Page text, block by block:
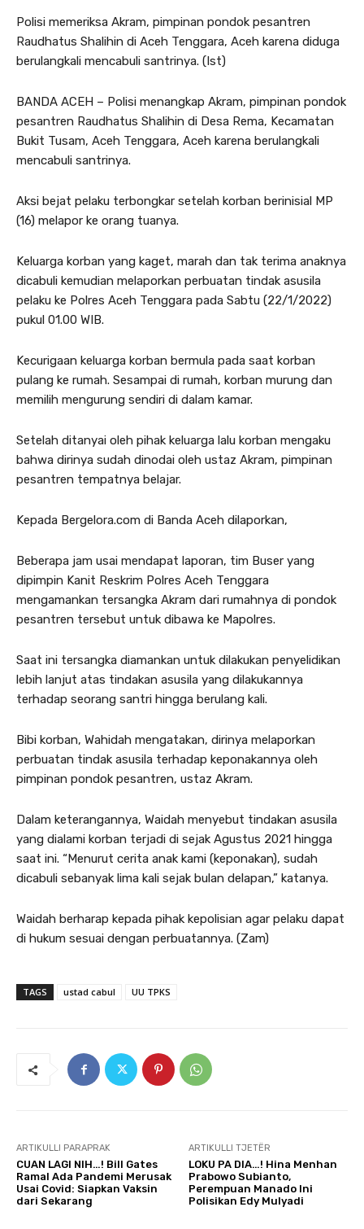
Polisi memeriksa Akram, pimpinan pondok pesantren
Raudhatus Shalihin di Aceh Tenggara, Aceh karena diduga
berulangkali mencabuli santrinya. (Ist)
BANDA ACEH – Polisi menangkap Akram, pimpinan pondok
pesantren Raudhatus Shalihin di Desa Rema, Kecamatan
Bukit Tusam, Aceh Tenggara, Aceh karena berulangkali
mencabuli santrinya.
Aksi bejat pelaku terbongkar setelah korban berinisial MP
(16) melapor ke orang tuanya.
Keluarga korban yang kaget, marah dan tak terima anaknya
dicabuli kemudian melaporkan perbuatan tindak asusila
pelaku ke Polres Aceh Tenggara pada Sabtu (22/1/2022)
pukul 01.00 WIB.
Kecurigaan keluarga korban bermula pada saat korban
pulang ke rumah. Sesampai di rumah, korban murung dan
memilih mengurung sendiri di dalam kamar.
Setelah ditanyai oleh pihak keluarga lalu korban mengaku
bahwa dirinya sudah dinodai oleh ustaz Akram, pimpinan
pesantren tempatnya belajar.
Kepada Bergelora.com di Banda Aceh dilaporkan,
Beberapa jam usai mendapat laporan, tim Buser yang
dipimpin Kanit Reskrim Polres Aceh Tenggara
mengamankan tersangka Akram dari rumahnya di pondok
pesantren tersebut untuk dibawa ke Mapolres.
Saat ini tersangka diamankan untuk dilakukan penyelidikan
lebih lanjut atas tindakan asusila yang dilakukannya
terhadap seorang santri hingga berulang kali.
Bibi korban, Wahidah mengatakan, dirinya melaporkan
perbuatan tindak asusila terhadap keponakannya oleh
pimpinan pondok pesantren, ustaz Akram.
Dalam keterangannya, Waidah menyebut tindakan asusila
yang dialami korban terjadi di sejak Agustus 2021 hingga
saat ini. “Menurut cerita anak kami (keponakan), sudah
dicabuli sebanyak lima kali sejak bulan delapan,” katanya.
Waidah berharap kepada pihak kepolisian agar pelaku dapat
di hukum sesuai dengan perbuatannya. (Zam)
TAGS ustad cabul UU TPKS
ARTIKULLI PARAPRAK
CUAN LAGI NIH…! Bill Gates
Ramal Ada Pandemi Merusak
Usai Covid: Siapkan Vaksin
dari Sekarang
ARTIKULLI TJETËR
LOKU PA DIA…! Hina Menhan
Prabowo Subianto,
Perempuan Manado Ini
Polisikan Edy Mulyadi